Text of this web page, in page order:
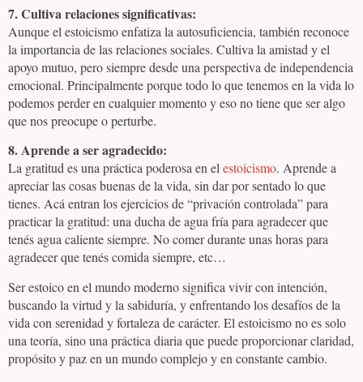
7. Cultiva relaciones significativas:
Aunque el estoicismo enfatiza la autosuficiencia, también reconoce
la importancia de las relaciones sociales. Cultiva la amistad y el
apoyo mutuo, pero siempre desde una perspectiva de independencia
emocional. Principalmente porque todo lo que tenemos en la vida lo
podemos perder en cualquier momento y eso no tiene que ser algo
que nos preocupe o perturbe.
8. Aprende a ser agradecido:
La gratitud es una práctica poderosa en el estoicismo. Aprende a
apreciar las cosas buenas de la vida, sin dar por sentado lo que
tienes. Acá entran los ejercicios de “privación controlada” para
practicar la gratitud: una ducha de agua fría para agradecer que
tenés agua caliente siempre. No comer durante unas horas para
agradecer que tenés comida siempre, etc…
Ser estoico en el mundo moderno significa vivir con intención,
buscando la virtud y la sabiduría, y enfrentando los desafíos de la
vida con serenidad y fortaleza de carácter. El estoicismo no es solo
una teoría, sino una práctica diaria que puede proporcionar claridad,
propósito y paz en un mundo complejo y en constante cambio.